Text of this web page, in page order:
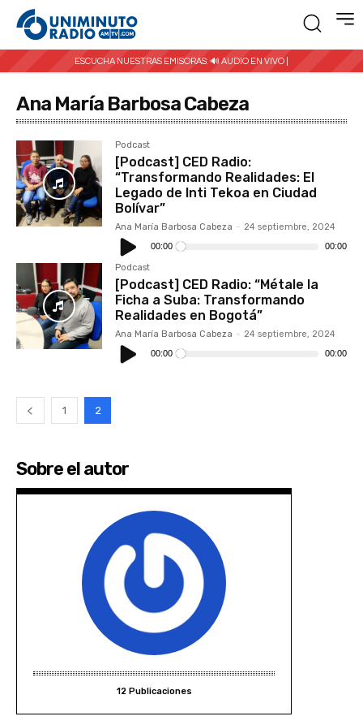
ESCUCHA NUESTRAS EMISORAS: 🔊 AUDIO EN VIVO |
Ana María Barbosa Cabeza
Podcast
[Podcast] CED Radio:
“Transformando Realidades: El
Legado de Inti Tekoa en Ciudad
Bolívar”
Ana María Barbosa Cabeza - 24 septiembre, 2024
Reproductor
de
audio
00:00 00:00
Podcast
[Podcast] CED Radio: “Métale la
Ficha a Suba: Transformando
Realidades en Bogotá”
Ana María Barbosa Cabeza - 24 septiembre, 2024
Reproductor
de
audio
00:00 00:00
1 2
Sobre el autor
12 Publicaciones